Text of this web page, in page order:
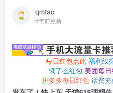
qmtao
6年前更新
每日红包点此 福利线
饿了么红包 美团每
拼多多每日红包 话费